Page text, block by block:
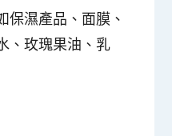
保濕產品、面膜、
、玫瑰果油、乳